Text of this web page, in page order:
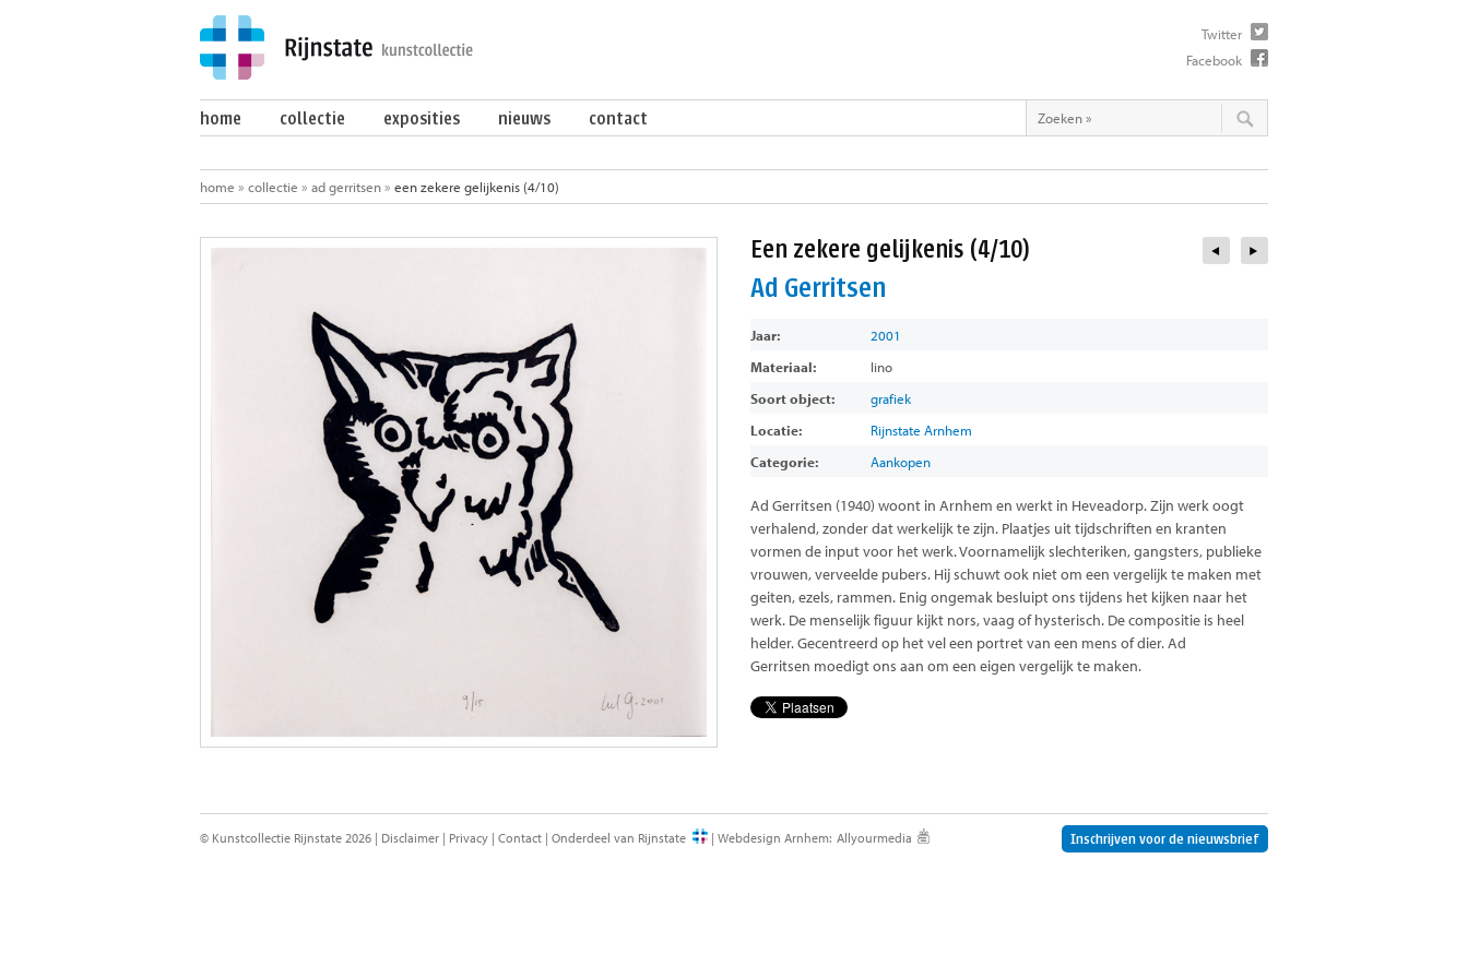
Twitter
Facebook
home collectie exposities nieuws contact
home » collectie » ad gerritsen» een zekere gelijkenis (4/10)
Een zekere gelijkenis (4/10)
Ad Gerritsen
Jaar:
2001
Materiaal:
lino
Soort object:
grafiek
Locatie:
Rijnstate Arnhem
Categorie:
Aankopen
Ad Gerritsen (1940) woont in Arnhem en werkt in Heveadorp. Zijn werk oogt
verhalend, zonder dat werkelijk te zijn. Plaatjes uit tijdschriften en kranten
vormen de input voor het werk. Voornamelijk slechteriken, gangsters, publieke
vrouwen, verveelde pubers. Hij schuwt ook niet om een vergelijk te maken met
geiten, ezels, rammen. Enig ongemak besluipt ons tijdens het kijken naar het
werk. De menselijk figuur kijkt nors, vaag of hysterisch. De compositie is heel
helder. Gecentreerd op het vel een portret van een mens of dier. Ad
Gerritsen moedigt ons aan om een eigen vergelijk te maken.
Inschrijven voor de nieuwsbrief
© Kunstcollectie Rijnstate 2026 | Disclaimer | Privacy | Contact | Onderdeel van Rijnstate | Webdesign Arnhem: Allyourmedia